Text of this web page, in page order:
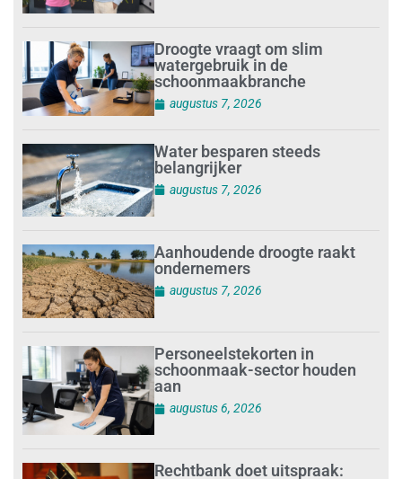
Droogte vraagt om slim
watergebruik in de
schoonmaakbranche
augustus 7, 2026
Water besparen steeds
belangrijker
augustus 7, 2026
Aanhoudende droogte raakt
ondernemers
augustus 7, 2026
Personeelstekorten in
schoonmaak-sector houden
aan
augustus 6, 2026
Rechtbank doet uitspraak: